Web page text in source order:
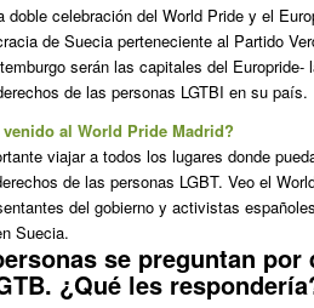
doble celebración del World Pride y el
de Suecia perteneciente al Partido
serán las capitales del
de las personas LGTBI en su país.
al World Pride Madrid?
viajar a todos los lugares donde
de las personas LGBT. Veo el
del gobierno y activistas
Suecia.
se preguntan
¿Qué les